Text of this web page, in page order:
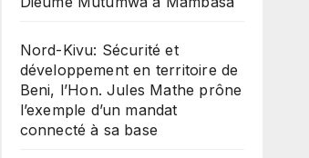
Nord-Kivu: Sécurité et
développement en territoire de
Beni, l’Hon. Jules Mathe prône
l’exemple d’un mandat
connecté à sa base